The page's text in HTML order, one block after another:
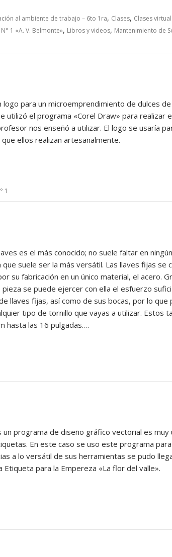
al ambiente de trabajo – 6to 1ra, Clases, Clases
N° 1 «A. V. Belmonte», Libros y videos, Mantenimiento de
logo para un microemprendimiento de dulces
utilizó el programa «Corel Draw» para realizar
nos enseñó a utilizar. El logo se usaría
ellos realizan artesanalmente.
1
es el más conocido; no suele faltar en
suele ser la más versátil. Las llaves fijas se
su fabricación en un único material, el acero.
pieza se puede ejercer con ella el esfuerzo
llaves fijas, así como de sus bocas, por lo que
tipo de tornillo que vayas a utilizar. Estos
hasta las 16 pulgadas.…
un programa de diseño gráfico vectorial es muy
En este caso se uso este programa
a lo versátil de sus herramientas se pudo
Etiqueta para la Empereza «La flor del valle».